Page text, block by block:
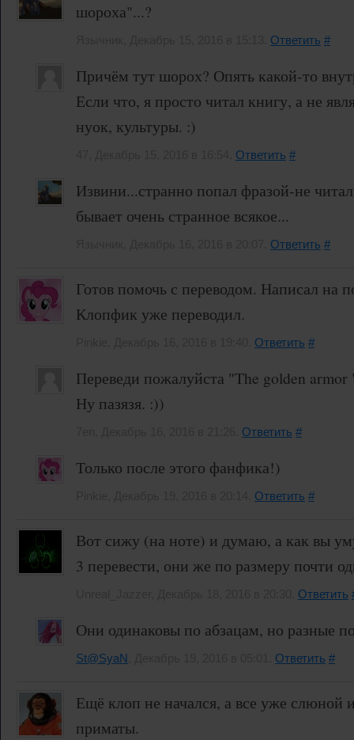
шороха"...?
Ответить #
Причём тут шорох? Опять какой-то
Если что, я просто читал книгу, а не
нуок, культуры. :)
Ответить #
Извини...странно попал фразой-не
бывает очень странное всякое...
Ответить #
Готов помочь с переводом. Написал на
Клопфик уже переводил.
Ответить #
Переведи пожалуйста "The golden armor
Ну пазязя. :))
Ответить #
Только после этого фанфика!)
Ответить #
Вот сижу (на ноте) и думаю, а как вы
3 перевести, они же по размеру почти
Ответить
Они одинаковы по абзацам, но разные
St@SyaN Ответить #
Ещё клоп не начался, а все уже слюной
приматы.